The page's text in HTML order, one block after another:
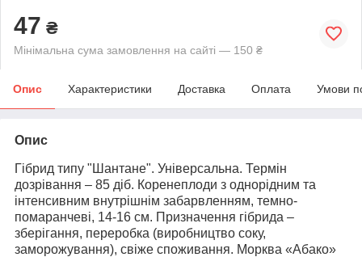
47 ₴
Мінімальна сума замовлення на сайті — 150 ₴
Опис Характеристики Доставка Оплата Умови
Опис
Гібрид типу "Шантане". Універсальна. Термін
дозрівання – 85 діб. Коренеплоди з однорідним та
інтенсивним внутрішнім забарвленням, темно-
помаранчеві, 14-16 см. Призначення гібрида –
зберігання, переробка (виробництво соку,
заморожування), свіже споживання. Морква «Абако»